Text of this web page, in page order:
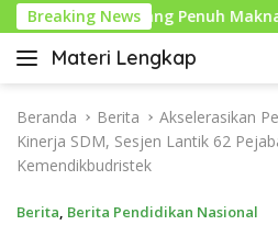
a
Breaking News
Islam yang Penuh Makna dan
Materi Lengkap
I
f
o
P
n
Beranda Berita
Akselerasikan
Kinerja SDM, Sesjen Lantik 62
Kemendikbudristek
Berita, Berita Pendidikan Nasional